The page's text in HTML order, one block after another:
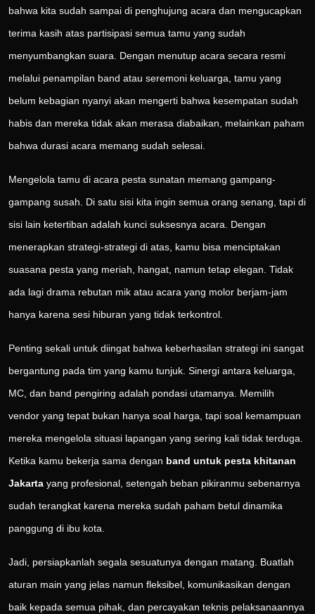
bahwa kita sudah sampai di penghujung acara dan mengucapkan
terima kasih atas partisipasi semua tamu yang sudah
menyumbangkan suara. Dengan menutup acara secara resmi
melalui penampilan band atau seremoni keluarga, tamu yang
belum kebagian nyanyi akan mengerti bahwa kesempatan sudah
habis dan mereka tidak akan merasa diabaikan, melainkan paham
bahwa durasi acara memang sudah selesai.
Mengelola tamu di acara pesta sunatan memang gampang-
gampang susah. Di satu sisi kita ingin semua orang senang, tapi di
sisi lain ketertiban adalah kunci suksesnya acara. Dengan
menerapkan strategi-strategi di atas, kamu bisa menciptakan
suasana pesta yang meriah, hangat, namun tetap elegan. Tidak
ada lagi drama rebutan mik atau acara yang molor berjam-jam
hanya karena sesi hiburan yang tidak terkontrol.
Penting sekali untuk diingat bahwa keberhasilan strategi ini sangat
bergantung pada tim yang kamu tunjuk. Sinergi antara keluarga,
MC, dan band pengiring adalah pondasi utamanya. Memilih
vendor yang tepat bukan hanya soal harga, tapi soal kemampuan
mereka mengelola situasi lapangan yang sering kali tidak terduga.
Ketika kamu bekerja sama dengan band untuk pesta khitanan
Jakarta yang profesional, setengah beban pikiranmu sebenarnya
sudah terangkat karena mereka sudah paham betul dinamika
panggung di ibu kota.
Jadi, persiapkanlah segala sesuatunya dengan matang. Buatlah
aturan main yang jelas namun fleksibel, komunikasikan dengan
baik kepada semua pihak, dan percayakan teknis pelaksanaannya